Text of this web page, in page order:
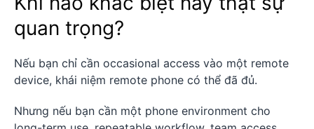
quan trọng?
Nếu bạn chỉ cần occasional access vào một remote
device, khái niệm remote phone có thể đã đủ.
Nhưng nếu bạn cần một phone environment cho